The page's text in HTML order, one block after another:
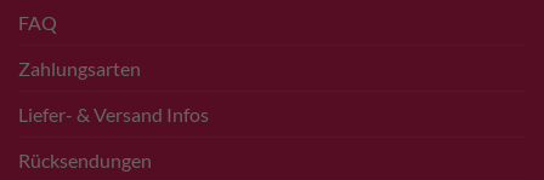
FAQ
Zahlungsarten
Liefer- & Versand Infos
Rücksendungen